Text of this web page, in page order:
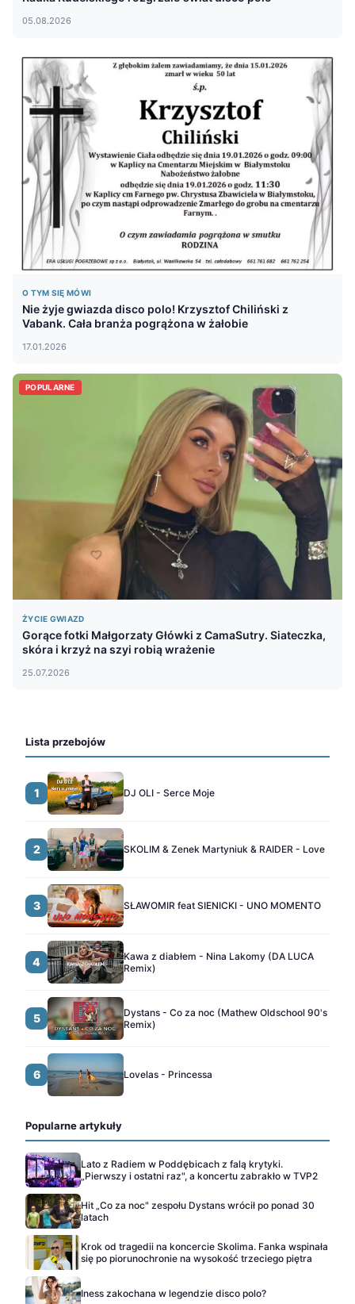
05.08.2026
O TYM SIĘ MÓWI
Nie żyje gwiazda disco polo! Krzysztof Chiliński z
Vabank. Cała branża pogrążona w żałobie
17.01.2026
POPULARNE
ŻYCIE GWIAZD
Gorące fotki Małgorzaty Główki z CamaSutry. Siateczka,
skóra i krzyż na szyi robią wrażenie
25.07.2026
Lista przebojów
1 DJ OLI - Serce Moje
2 SKOLIM & Zenek Martyniuk & RAIDER - Love
3 SŁAWOMIR feat SIENICKI - UNO MOMENTO
4
Kawa z diabłem - Nina Lakomy (DA LUCA
Remix)
5
Dystans - Co za noc (Mathew Oldschool 90's
Remix)
6 Lovelas - Princessa
Popularne artykuły
Lato z Radiem w Poddębicach z falą krytyki.
„Pierwszy i ostatni raz", a koncertu zabrakło w TVP2
Hit „Co za noc" zespołu Dystans wrócił po ponad 30
latach
Krok od tragedii na koncercie Skolima. Fanka wspinała
się po piorunochronie na wysokość trzeciego piętra
Iness zakochana w legendzie disco polo?